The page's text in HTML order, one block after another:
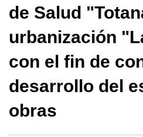
de Salud
urbanización
con el fin de
desarrollo del
obras